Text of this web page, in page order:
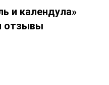
и календула»
отзывы